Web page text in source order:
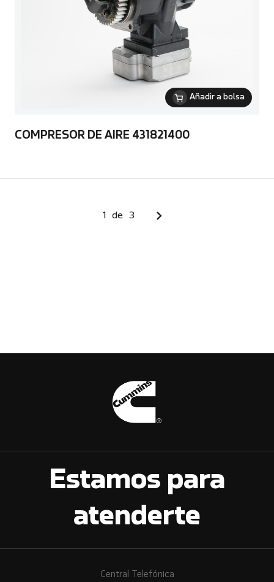
Añadir a bolsa
COMPRESOR DE AIRE 431821400
1 de 3
Estamos para
atenderte
Central Telefónica